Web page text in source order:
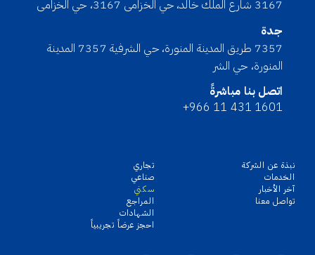
3167 شارع الملك خالد، حي الخزامى 3167، حي الخزامى
جدة
7357 طريق المدينة المنورة، حي الشرفية 7357 المدينة
المنورة، حي الشر
اتصل بنا مباشرةً
+966 11 431 1601
نبذة عن الشركة
الخدمات
آخر الأخبار
تواصل معنا
تجاري
صناعي
سكني
المراجع
الشهادات
احجز عرضاً تجريبياً